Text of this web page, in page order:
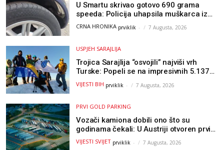
U Smartu skrivao gotovo 690 grama
speeda: Policija uhapsila muškarca iz
Hercegovine
CRNA HRONIKA prviklik - 7 Augusta, 2026
USPJEH SARAJLIJA
Trojica Sarajlija “osvojili” najviši vrh
Turske: Popeli se na impresivnih 5.137
metara
VIJESTI BIH prviklik - 7 Augusta, 2026
PRVI GOLD PARKING
Vozači kamiona dobili ono što su
godinama čekali: U Austriji otvoren prvi
GOLD sigurni parking
VIJESTI SVIJET prviklik - 7 Augusta, 2026